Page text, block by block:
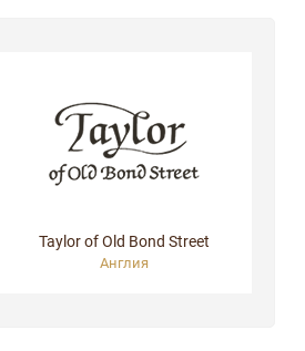
Taylor of Old Bond Street
Англия